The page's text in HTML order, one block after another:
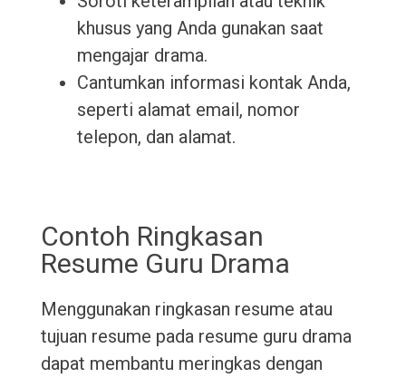
khusus yang Anda gunakan saat
mengajar drama.
Cantumkan informasi kontak Anda,
seperti alamat email, nomor
telepon, dan alamat.
Contoh Ringkasan
Resume Guru Drama
Menggunakan ringkasan resume atau
tujuan resume pada resume guru drama
dapat membantu meringkas dengan